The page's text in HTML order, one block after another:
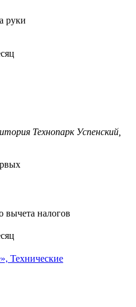
руки
Технопарк Успенский,
вычета налогов
Технические